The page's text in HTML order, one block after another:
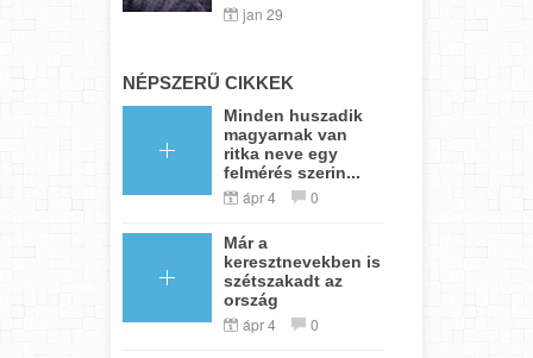
jan 29
NÉPSZERŰ CIKKEK
Minden huszadik
magyarnak van
ritka neve egy
felmérés szerin...
ápr 4 0
Már a
keresztnevekben is
szétszakadt az
ország
ápr 4 0